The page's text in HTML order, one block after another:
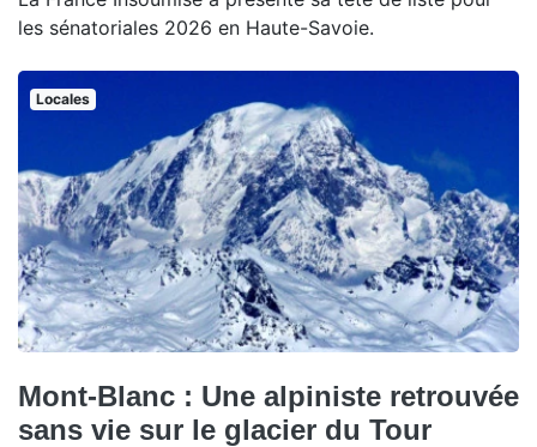
les sénatoriales 2026 en Haute-Savoie.
Locales
Mont-Blanc : Une alpiniste retrouvée
sans vie sur le glacier du Tour